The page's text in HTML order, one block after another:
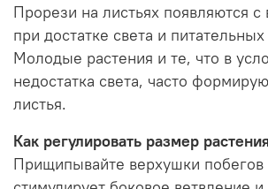
Прорези на листьях появляются с
при достатке света и
Молодые растения и те, что в
недостатка света, часто
листья.
Как регулировать размер
Прищипывайте верхушки побегов